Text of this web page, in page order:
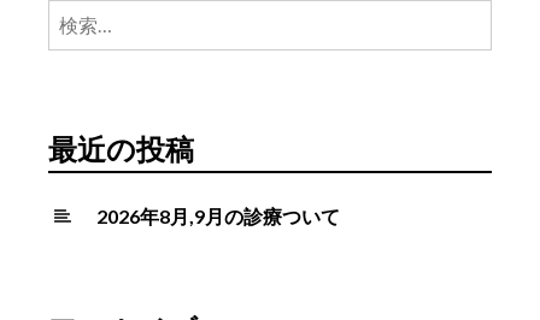
検
索:
最近の投稿
2026年8月,9月の診療ついて